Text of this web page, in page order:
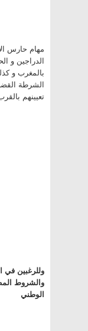
مهام حارس
الدراجين و
بالمغرب و
الشرطة
تعيينهم
وللرغبين في
والشروط
الوطني